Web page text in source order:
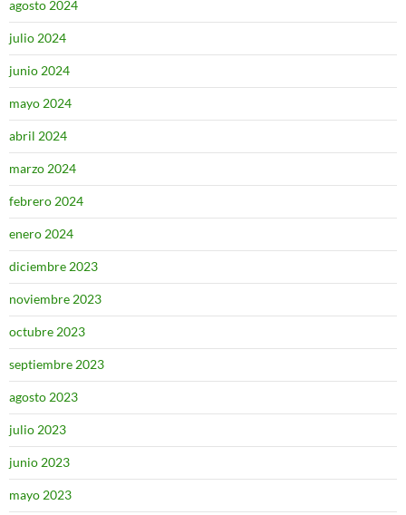
agosto 2024
julio 2024
junio 2024
mayo 2024
abril 2024
marzo 2024
febrero 2024
enero 2024
diciembre 2023
noviembre 2023
octubre 2023
septiembre 2023
agosto 2023
julio 2023
junio 2023
mayo 2023